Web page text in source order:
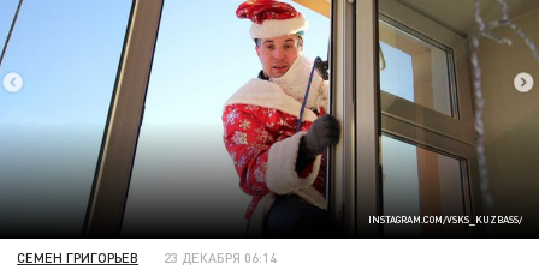
INSTAGRAM.COM/VSKS_KUZBASS/
СЕМЕН ГРИГОРЬЕВ 23 ДЕКАБРЯ 06:14